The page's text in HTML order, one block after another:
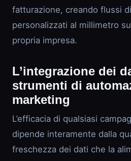
fatturazione, creando flussi
personalizzati al millimetro
propria impresa.
L’integrazione dei
strumenti di
marketing
L’efficacia di qualsiasi
dipende interamente dalla
freschezza dei dati che la